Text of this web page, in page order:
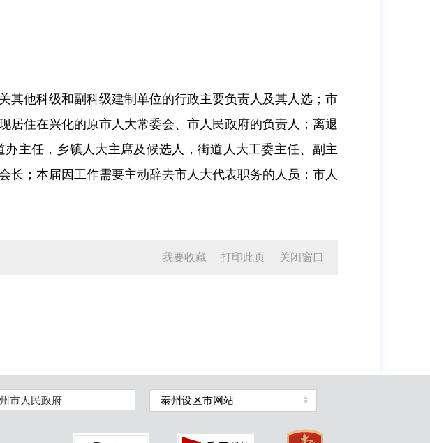
其他科级和副科级建制单位的行政主要负责人及其人选；市
居住在兴化的原市人大常委会、市人民政府的负责人；离退
主任，乡镇人大主席及候选人，街道人大工委主任、副主
；本届因工作需要主动辞去市人大代表职务的人员；市人
我要收藏 打印此页 关闭窗口
市人民政府 泰州设区市网站